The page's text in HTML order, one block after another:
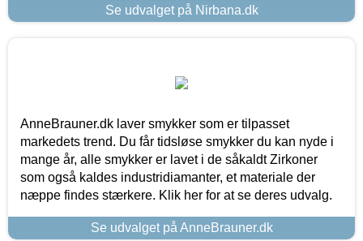
Se udvalget på Nirbana.dk
AnneBrauner.dk laver smykker som er tilpasset
markedets trend. Du får tidsløse smykker du kan nyde i
mange år, alle smykker er lavet i de såkaldt Zirkoner
som også kaldes industridiamanter, et materiale der
næppe findes stærkere. Klik her for at se deres udvalg.
Se udvalget på AnneBrauner.dk